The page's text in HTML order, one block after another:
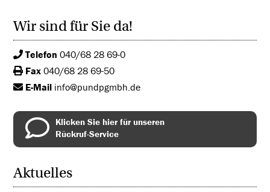
Wir sind für Sie da!
Telefon 040/68 28 69-0
Fax 040/68 28 69-50
E-Mail info@pundpgmbh.de
Klicken Sie hier für unseren
Rückruf-Service
Aktuelles